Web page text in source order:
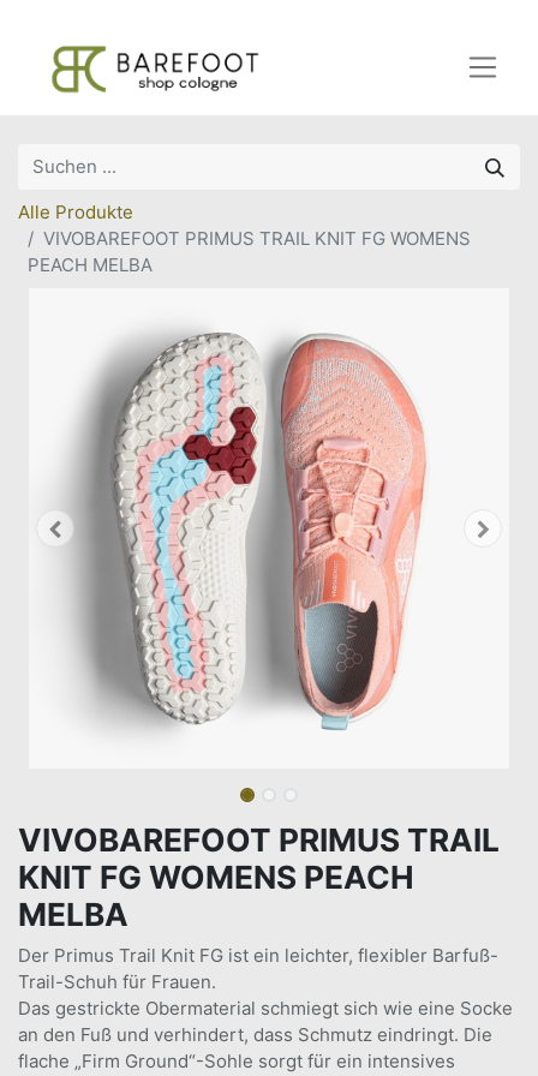
Alle Produkte
VIVOBAREFOOT PRIMUS TRAIL KNIT FG WOMENS
PEACH MELBA
VIVOBAREFOOT PRIMUS TRAIL
KNIT FG WOMENS PEACH
MELBA
Der Primus Trail Knit FG ist ein leichter, flexibler Barfuß-
Trail-Schuh für Frauen.
Das gestrickte Obermaterial schmiegt sich wie eine Socke
an den Fuß und verhindert, dass Schmutz eindringt. Die
flache „Firm Ground“-Sohle sorgt für ein intensives